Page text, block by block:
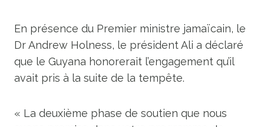
En présence du Premier ministre jamaïcain, le
Dr Andrew Holness, le président Ali a déclaré
que le Guyana honorerait l’engagement qu’il
avait pris à la suite de la tempête.
« La deuxième phase de soutien que nous